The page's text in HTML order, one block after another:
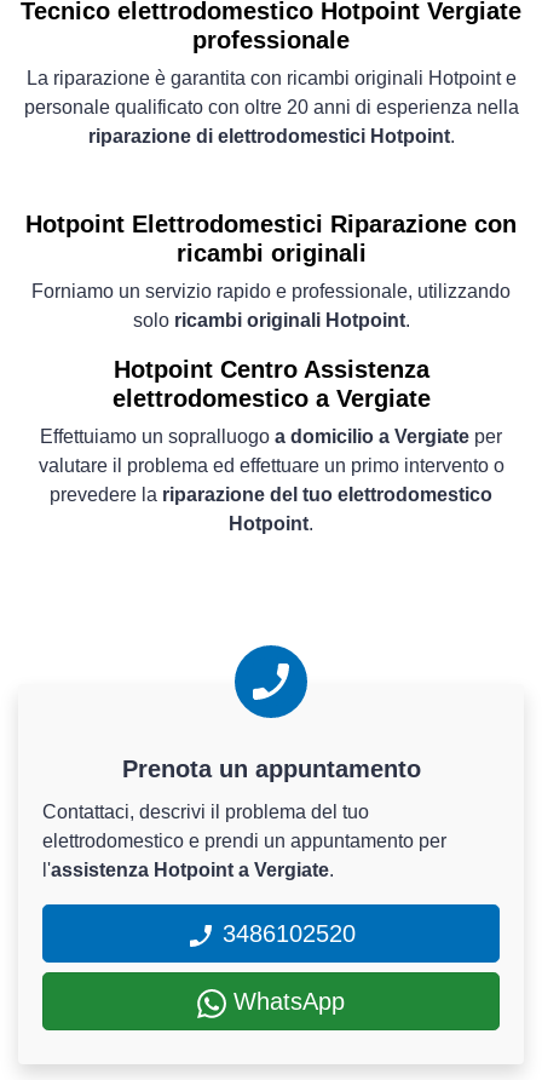
Tecnico elettrodomestico Hotpoint Vergiate
professionale
La riparazione è garantita con ricambi originali Hotpoint e
personale qualificato con oltre 20 anni di esperienza nella
riparazione di elettrodomestici Hotpoint.
Hotpoint Elettrodomestici Riparazione con
ricambi originali
Forniamo un servizio rapido e professionale, utilizzando
solo ricambi originali Hotpoint.
Hotpoint Centro Assistenza
elettrodomestico a Vergiate
Effettuiamo un sopralluogo a domicilio a Vergiate per
valutare il problema ed effettuare un primo intervento o
prevedere la riparazione del tuo elettrodomestico
Hotpoint.
Prenota un appuntamento
Contattaci, descrivi il problema del tuo
elettrodomestico e prendi un appuntamento per
l'assistenza Hotpoint a Vergiate.
3486102520
WhatsApp